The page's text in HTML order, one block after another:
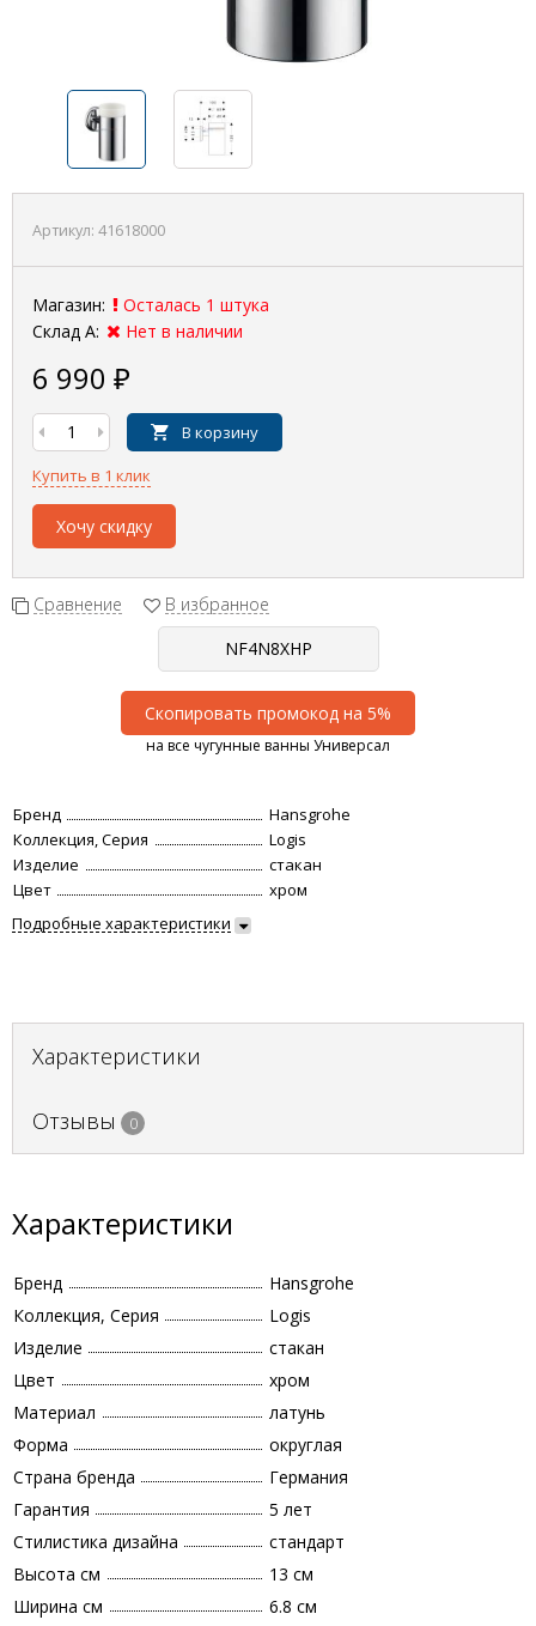
Артикул: 41618000
Магазин:
Осталась 1 штука
Склад А:
Нет в наличии
6 990 ₽
В корзину
Купить в 1 клик
Хочу скидку
Сравнение В избранное
Скопировать промокод на 5%
на все чугунные ванны Универсал
Бренд
Hansgrohe
Коллекция, Серия
Logis
Изделие
стакан
Цвет
хром
Подробные характеристики
Характеристики
Отзывы 0
Характеристики
Бренд
Hansgrohe
Коллекция, Серия
Logis
Изделие
стакан
Цвет
хром
Материал
латунь
Форма
округлая
Страна бренда
Германия
Гарантия
5 лет
Стилистика дизайна
стандарт
Высота см
13 см
Ширина см
6.8 см